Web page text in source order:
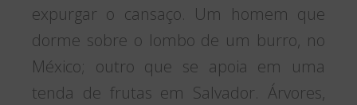
expurgar o cansaço. Um homem que
dorme sobre o lombo de um burro, no
México; outro que se apoia em uma
tenda de frutas em Salvador. Árvores,